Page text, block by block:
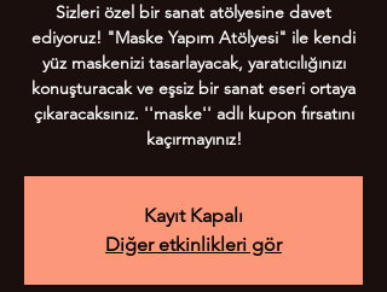
Sizleri özel bir sanat atölyesine davet
ediyoruz! "Maske Yapım Atölyesi" ile kendi
yüz maskenizi tasarlayacak, yaratıcılığınızı
konuşturacak ve eşsiz bir sanat eseri ortaya
çıkaracaksınız. ''maske'' adlı kupon fırsatını
kaçırmayınız!
Kayıt Kapalı
Diğer etkinlikleri gör